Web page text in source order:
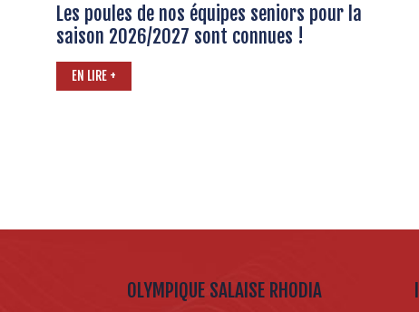
Les poules de nos équipes seniors pour la
saison 2026/2027 sont connues !
EN LIRE +
OLYMPIQUE SALAISE RHODIA